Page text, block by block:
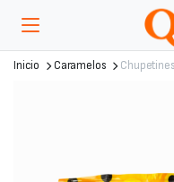
Inicio Caramelos